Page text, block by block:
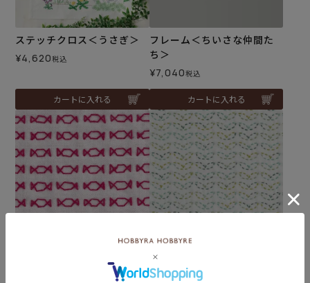
ステッチクロス＜うさぎ＞
¥4,620税込
カートに入れる
フレーム＜ちいさな仲間た
ち＞
¥7,040税込
カートに入れる
難易度：
刺し子 ふたば